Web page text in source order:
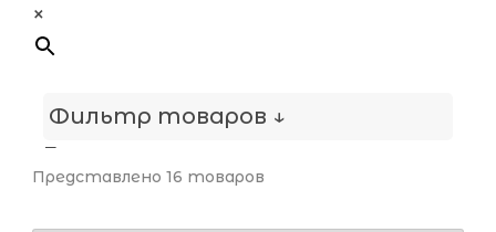
×
Фильтр товаров ↓
Поверхность
Гладкая
Представлено 16 товаров